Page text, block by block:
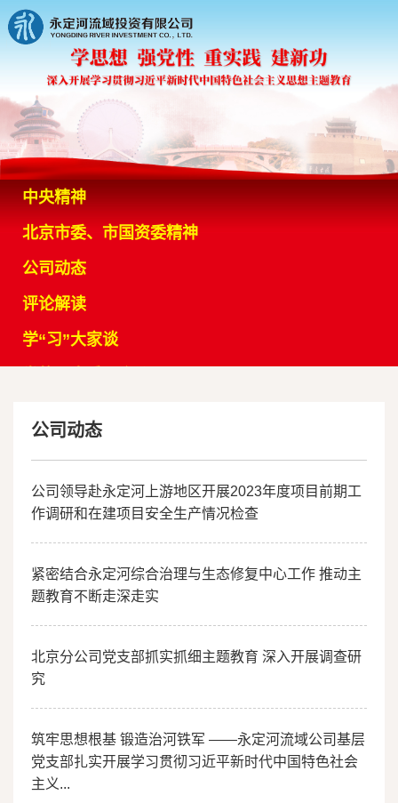
中央精神
北京市委、市国资委精神
公司动态
评论解读
学“习”大家谈
公司动态
公司领导赴永定河上游地区开展2023年度项目前期工
作调研和在建项目安全生产情况检查
紧密结合永定河综合治理与生态修复中心工作 推动主
题教育不断走深走实
北京分公司党支部抓实抓细主题教育 深入开展调查研
究
筑牢思想根基 锻造治河铁军 ——永定河流域公司基层
党支部扎实开展学习贯彻习近平新时代中国特色社会
主义...